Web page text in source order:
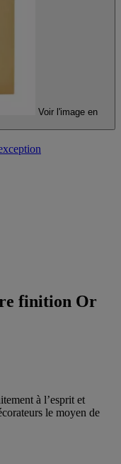
Voir l'image en
finition Or
à l’esprit et
le moyen de